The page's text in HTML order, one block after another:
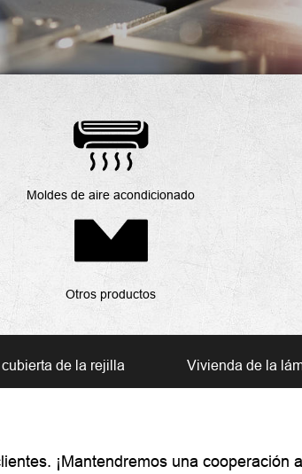
Moldes de aire acondicionado
Otros productos
de la rejilla Vivienda de la
¡Mantendremos una cooperación